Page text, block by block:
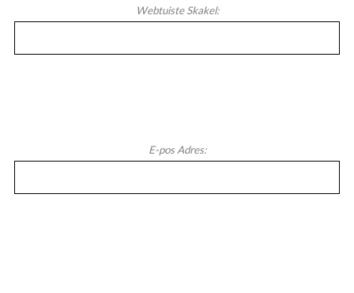
Webtuiste Skakel:
E-pos Adres: